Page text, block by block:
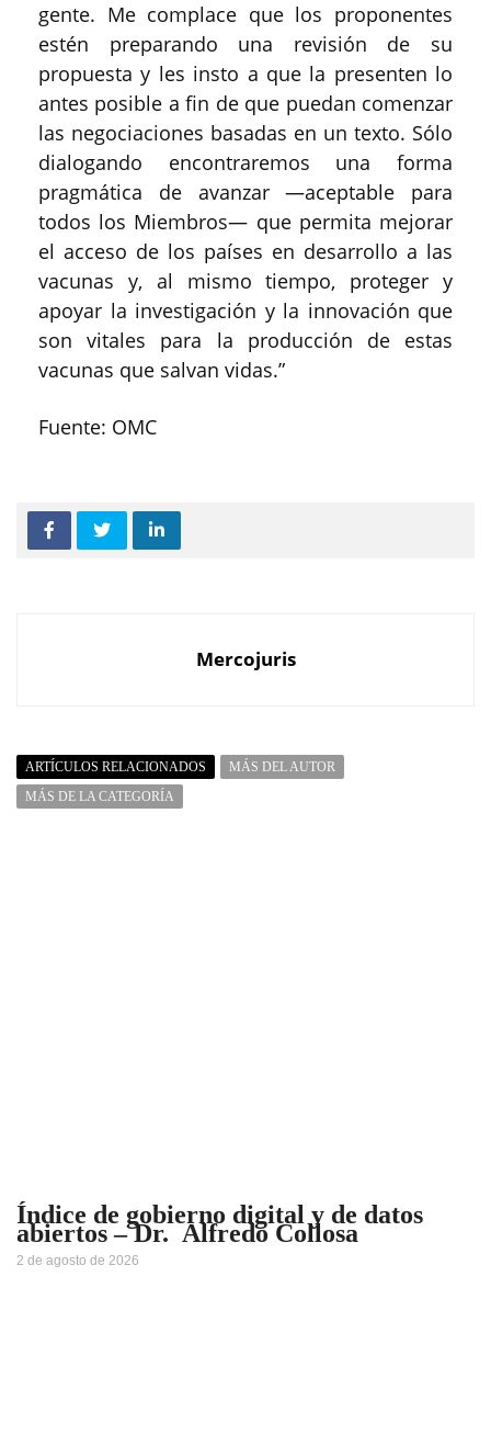
gente. Me complace que los proponentes
estén preparando una revisión de su
propuesta y les insto a que la presenten lo
antes posible a fin de que puedan comenzar
las negociaciones basadas en un texto. Sólo
dialogando encontraremos una forma
pragmática de avanzar —aceptable para
todos los Miembros— que permita mejorar
el acceso de los países en desarrollo a las
vacunas y, al mismo tiempo, proteger y
apoyar la investigación y la innovación que
son vitales para la producción de estas
vacunas que salvan vidas.”
Fuente: OMC
Mercojuris
ARTÍCULOS RELACIONADOS
MÁS DEL AUTOR
MÁS DE LA CATEGORÍA
Índice de gobierno digital y de datos
abiertos – Dr. Alfredo Collosa
2 de agosto de 2026